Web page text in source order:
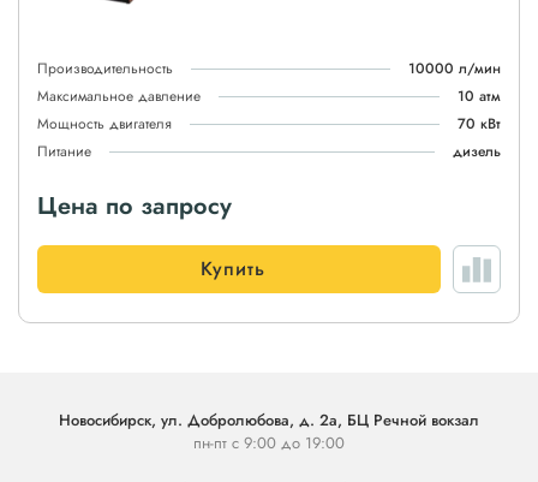
Производительность
10000 л/мин
Максимальное давление
10 атм
Мощность двигателя
70 кВт
Питание
дизель
Цена по запросу
Купить
Новосибирск, ул. Добролюбова, д. 2а, БЦ Речной вокзал
пн-пт с 9:00 до 19:00